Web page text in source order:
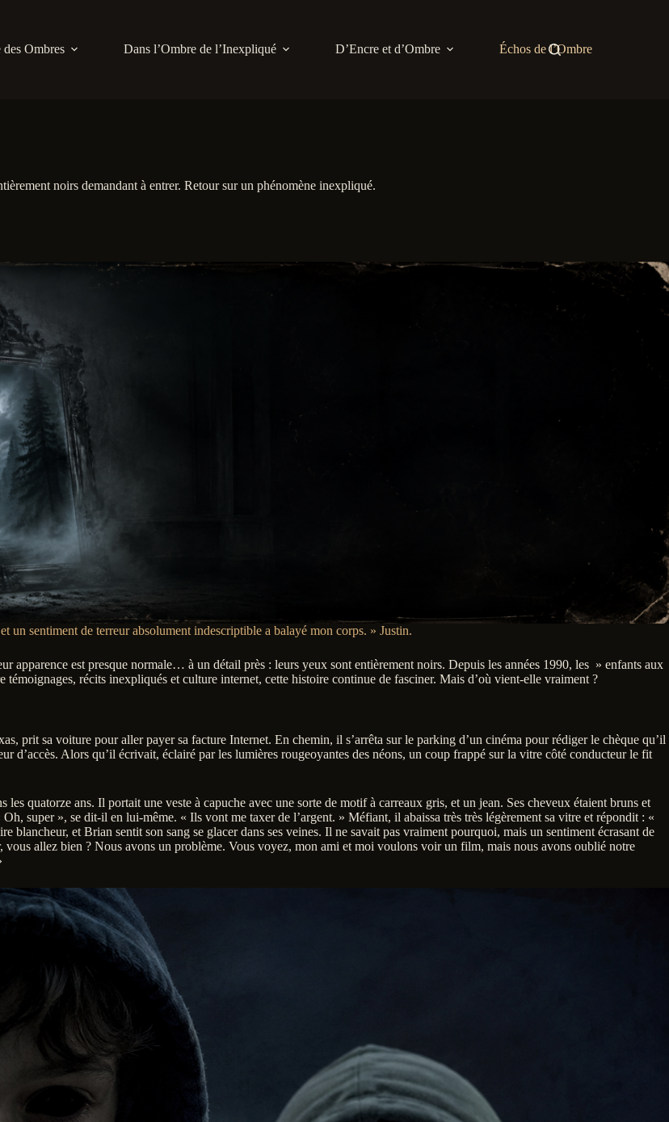
des Ombres Dans l’Ombre de l’Inexpliqué D’Encre et d’Ombre Échos de l’Ombre
noirs demandant à entrer. Retour sur un phénomène inexpliqué.
un sentiment de terreur absolument indescriptible a balayé mon corps. » Justin.
apparence est presque normale… à un détail près : leurs yeux sont entièrement noirs. Depuis les années 1990, les » enfants aux
récits inexpliqués et culture internet, cette histoire continue de fasciner. Mais d’où vient-elle vraiment ?
prit sa voiture pour aller payer sa facture Internet. En chemin, il s’arrêta sur le parking d’un cinéma pour rédiger le chèque qu’il
d’accès. Alors qu’il écrivait, éclairé par les lumières rougeoyantes des néons, un coup frappé sur la vitre côté conducteur le fit
quatorze ans. Il portait une veste à capuche avec une sorte de motif à carreaux gris, et un jean. Ses cheveux étaient bruns et
super », se dit-il en lui-même. « Ils vont me taxer de l’argent. » Méfiant, il abaissa très très légèrement sa vitre et répondit : «
blancheur, et Brian sentit son sang se glacer dans ses veines. Il ne savait pas vraiment pourquoi, mais un sentiment écrasant de
allez bien ? Nous avons un problème. Vous voyez, mon ami et moi voulons voir un film, mais nous avons oublié notre